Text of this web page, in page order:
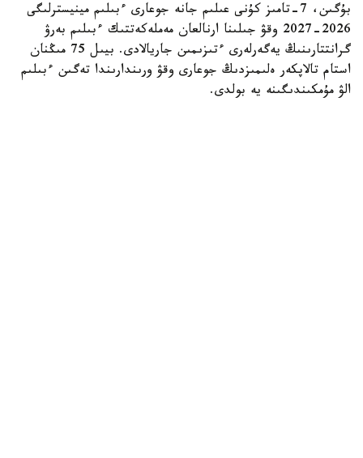
بۇگىن، 7-تامىز كۇنى عىلىم جانە جوعارى ءبىلىم مينيسترلىگى
2026-2027 وقۋ جىلىنا ارنالعان مەملەكەتتىك ءبىلىم بەرۋ
گرانتتارىنىڭ يەگەرلەرى ءتىزىمىن جاريالادى. بيىل 75 مىڭنان
استام تالاپكەر ەلىمىزدىڭ جوعارى وقۋ ورىندارىندا تەگىن ءبىلىم
الۋ مۇمكىندىگىنە يە بولدى.